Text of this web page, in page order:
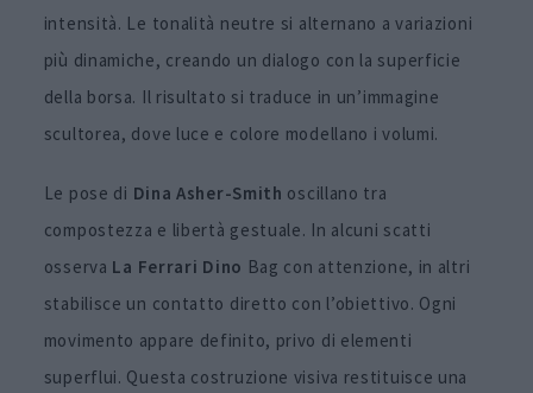
intensità. Le tonalità neutre si alternano a variazioni
più dinamiche, creando un dialogo con la superficie
della borsa. Il risultato si traduce in un’immagine
scultorea, dove luce e colore modellano i volumi.
Le pose di Dina Asher-Smith oscillano tra
compostezza e libertà gestuale. In alcuni scatti
osserva La Ferrari Dino Bag con attenzione, in altri
stabilisce un contatto diretto con l’obiettivo. Ogni
movimento appare definito, privo di elementi
superflui. Questa costruzione visiva restituisce una